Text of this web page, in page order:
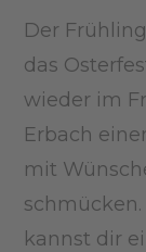
Der
das
wieder im
Erbach
mit
kannst dir